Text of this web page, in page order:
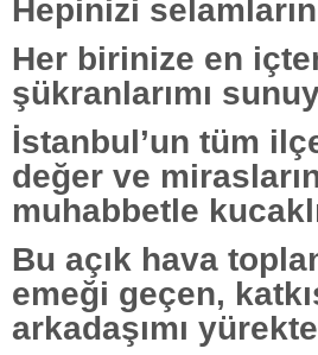
Hepinizi
Her birinize en
şükranlarımı
İstanbul’un tüm
değer ve
muhabbetle
Bu açık hava
emeği geçen,
arkadaşımı